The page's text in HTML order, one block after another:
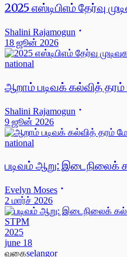
2025 எஸ்டிபிஎம் தேர்வு
Shalini Rajamogun
18 ஜூன் 2026
national
ஆறாம் படிவக் கல்வித் தரம்
Shalini Rajamogun
9 ஜூன் 2026
national
படிவம் ஆறு: இடைநிலைக்
Evelyn Moses
2 மார்ச் 2026
STPM
2025
june 18
வகைselangor